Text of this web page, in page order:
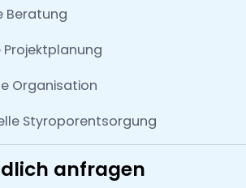
Beratung
Projektplanung
Organisation
Styroporentsorgung
anfragen